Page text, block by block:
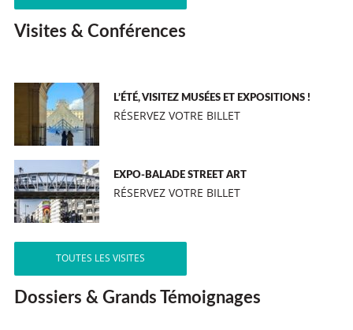
Visites & Conférences
L’ÉTÉ, VISITEZ MUSÉES ET EXPOSITIONS !
RÉSERVEZ VOTRE BILLET
EXPO-BALADE STREET ART
RÉSERVEZ VOTRE BILLET
TOUTES LES VISITES
Dossiers & Grands Témoignages